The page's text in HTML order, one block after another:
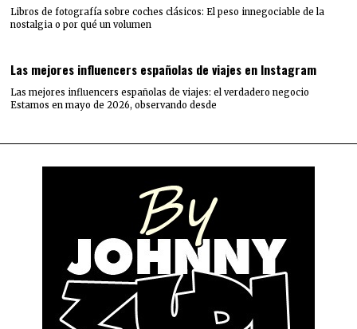
Libros de fotografía sobre coches clásicos: El peso innegociable de la
nostalgia o por qué un volumen
Las mejores influencers españolas de viajes en Instagram
Las mejores influencers españolas de viajes: el verdadero negocio
Estamos en mayo de 2026, observando desde